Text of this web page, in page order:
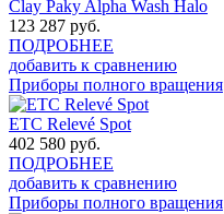
Clay Paky Alpha Wash Halo
123 287 руб.
ПОДРОБНЕЕ
добавить к сравнению
Приборы полного вращения
ETC Relevé Spot
402 580 руб.
ПОДРОБНЕЕ
добавить к сравнению
Приборы полного вращения